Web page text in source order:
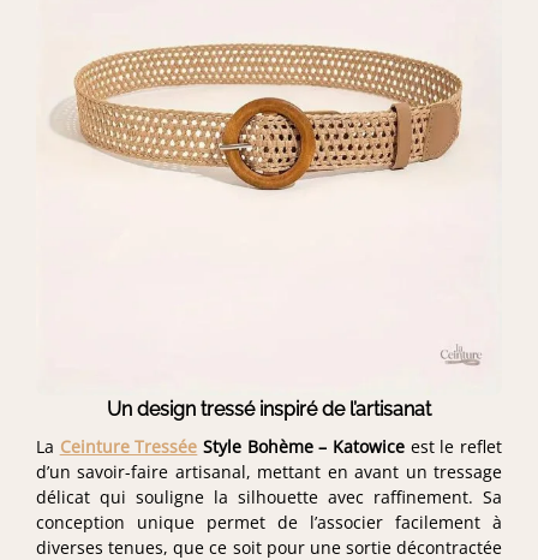
Un design tressé inspiré de l’artisanat
La Ceinture Tressée Style Bohème – Katowice est le reflet
d’un savoir-faire artisanal, mettant en avant un tressage
délicat qui souligne la silhouette avec raffinement. Sa
conception unique permet de l’associer facilement à
diverses tenues, que ce soit pour une sortie décontractée